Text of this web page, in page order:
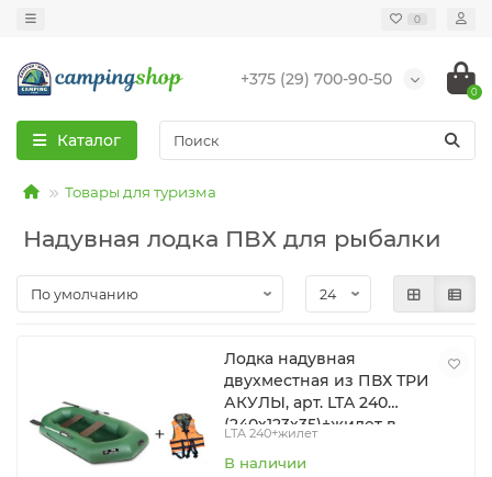
0
+375 (29) 700-90-50
0
Каталог
Товары для туризма
Надувная лодка ПВХ для рыбалки
Лодка надувная
двухместная из ПВХ ТРИ
АКУЛЫ, арт. LTA 240
(240х123х35)+жилет в
LTA 240+жилет
В наличии